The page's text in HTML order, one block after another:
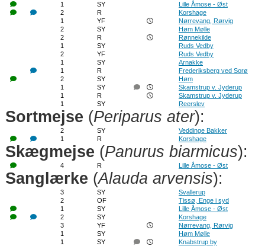
1
SY
Lille Åmose - Øst
2
R
Korshage
1
YF
Nørrevang, Rørvig
2
SY
Høm Mølle
2
R
Rønnekilde
1
SY
Ruds Vedby
2
YF
Ruds Vedby
1
SY
Arnakke
1
R
Frederiksberg ved Sorø
2
SY
Høm
1
SY
Skamstrup v. Jyderup
1
R
Skamstrup v. Jyderup
1
SY Reerslev
Sortmejse (Periparus ater):
2 SY
Veddinge Bakker
1
R Korshage
Skægmejse (Panurus biarmicus):
4 R Lille Åmose - Øst
Sanglærke (Alauda arvensis):
3 SY
Svallerup
2
OF
Tissø, Enge i syd
1
SY
Lille Åmose - Øst
2
SY
Korshage
3
YF
Nørrevang, Rørvig
1
SY
Høm Mølle
1
SY
Knabstrup by